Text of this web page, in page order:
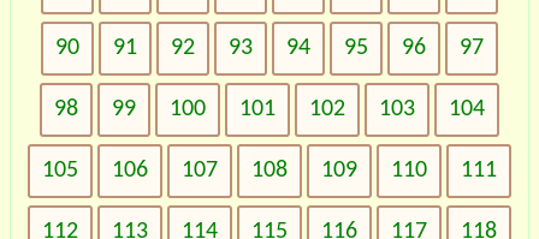
90 91 92 93 94 95 96 97
98 99 100 101 102 103 104
105 106 107 108 109 110 111
112 113 114 115 116 117 118